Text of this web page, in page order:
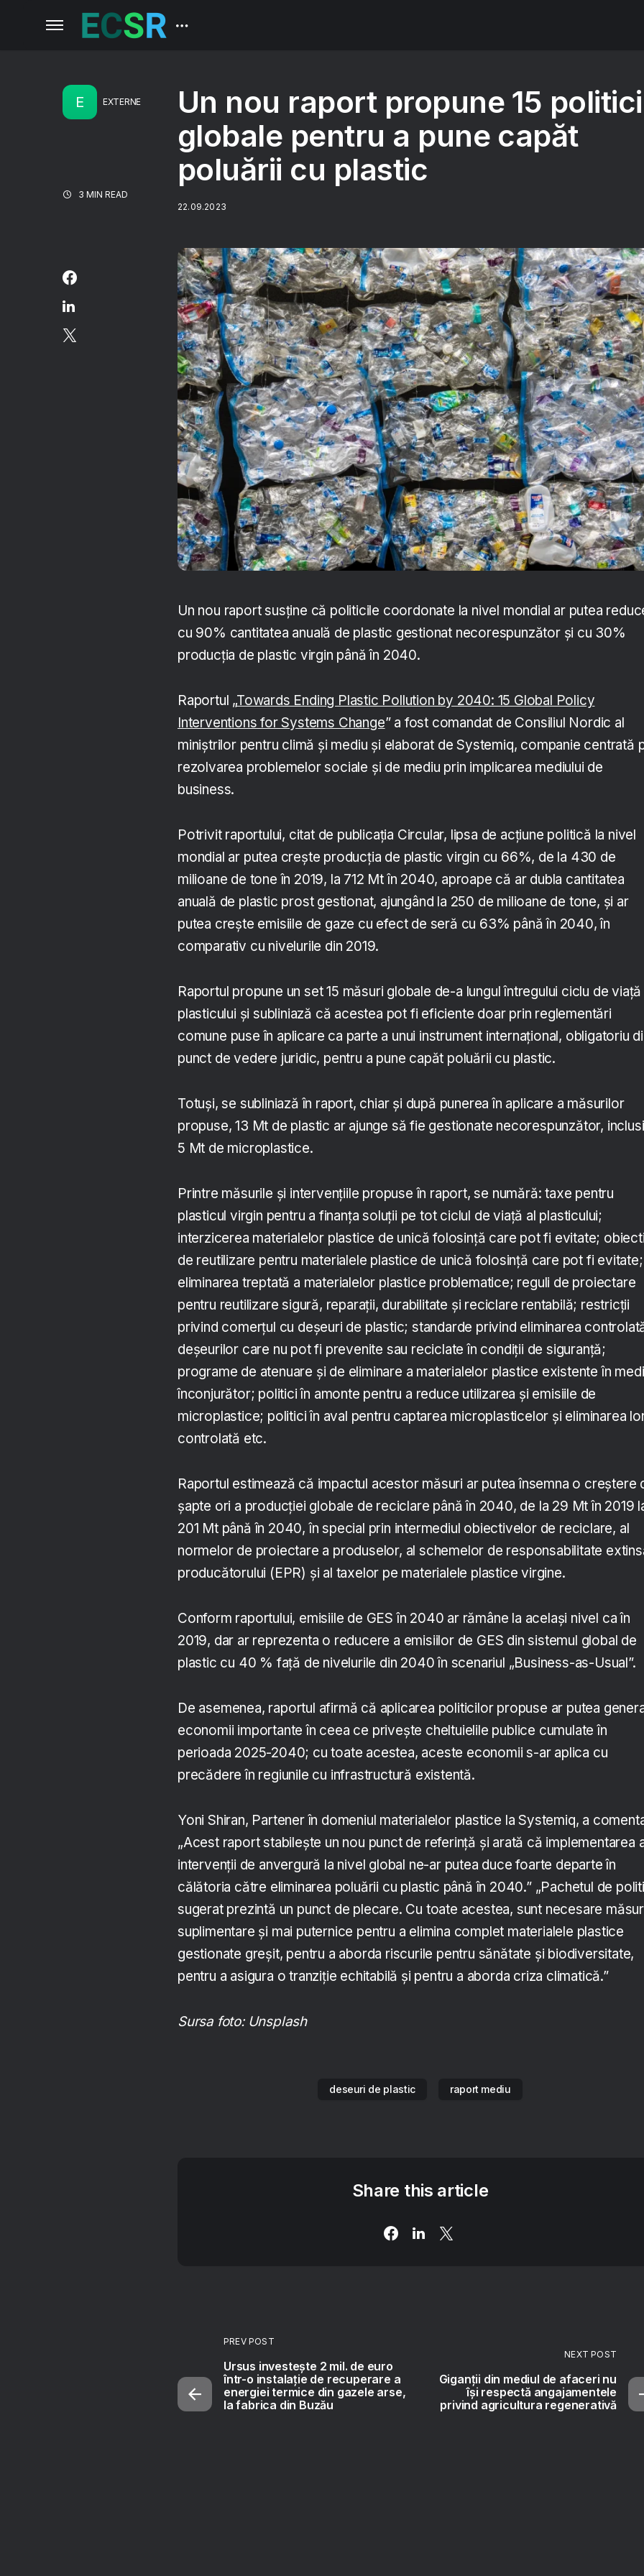
E EXTERNE
3 MIN READ
Un nou raport propune 15 politici
globale pentru a pune capăt
poluării cu plastic
22.09.2023
Un nou raport susține că politicile coordonate la nivel mondial ar putea
cu 90% cantitatea anuală de plastic gestionat necorespunzător și cu 30%
producția de plastic virgin până în 2040.
Raportul „Towards Ending Plastic Pollution by 2040: 15 Global Policy
Interventions for Systems Change” a fost comandat de Consiliul Nordic al
miniștrilor pentru climă și mediu și elaborat de Systemiq, companie centrată
rezolvarea problemelor sociale și de mediu prin implicarea mediului de
business.
Potrivit raportului, citat de publicația Circular, lipsa de acțiune politică la nivel
mondial ar putea crește producția de plastic virgin cu 66%, de la 430 de
milioane de tone în 2019, la 712 Mt în 2040, aproape că ar dubla cantitatea
anuală de plastic prost gestionat, ajungând la 250 de milioane de tone, și ar
putea crește emisiile de gaze cu efect de seră cu 63% până în 2040, în
comparativ cu nivelurile din 2019.
Raportul propune un set 15 măsuri globale de-a lungul întregului ciclu de viață
plasticului și subliniază că acestea pot fi eficiente doar prin reglementări
comune puse în aplicare ca parte a unui instrument internațional, obligatoriu
punct de vedere juridic, pentru a pune capăt poluării cu plastic.
Totuși, se subliniază în raport, chiar și după punerea în aplicare a măsurilor
propuse, 13 Mt de plastic ar ajunge să fie gestionate necorespunzător,
5 Mt de microplastice.
Printre măsurile și intervențiile propuse în raport, se numără: taxe pentru
plasticul virgin pentru a finanța soluții pe tot ciclul de viață al plasticului;
interzicerea materialelor plastice de unică folosință care pot fi evitate;
de reutilizare pentru materialele plastice de unică folosință care pot fi evitate;
eliminarea treptată a materialelor plastice problematice; reguli de proiectare
pentru reutilizare sigură, reparații, durabilitate și reciclare rentabilă; restricții
privind comerțul cu deșeuri de plastic; standarde privind eliminarea
deșeurilor care nu pot fi prevenite sau reciclate în condiții de siguranță;
programe de atenuare și de eliminare a materialelor plastice existente în
înconjurător; politici în amonte pentru a reduce utilizarea și emisiile de
microplastice; politici în aval pentru captarea microplasticelor și eliminarea
controlată etc.
Raportul estimează că impactul acestor măsuri ar putea însemna o creștere
șapte ori a producției globale de reciclare până în 2040, de la 29 Mt în 2019
201 Mt până în 2040, în special prin intermediul obiectivelor de reciclare, al
normelor de proiectare a produselor, al schemelor de responsabilitate
producătorului (EPR) și al taxelor pe materialele plastice virgine.
Conform raportului, emisiile de GES în 2040 ar rămâne la același nivel ca în
2019, dar ar reprezenta o reducere a emisiilor de GES din sistemul global de
plastic cu 40 % față de nivelurile din 2040 în scenariul „Business-as-Usual”.
De asemenea, raportul afirmă că aplicarea politicilor propuse ar putea
economii importante în ceea ce privește cheltuielile publice cumulate în
perioada 2025-2040; cu toate acestea, aceste economii s-ar aplica cu
precădere în regiunile cu infrastructură existentă.
Yoni Shiran, Partener în domeniul materialelor plastice la Systemiq, a
„Acest raport stabilește un nou punct de referință și arată că implementarea
intervenții de anvergură la nivel global ne-ar putea duce foarte departe în
călătoria către eliminarea poluării cu plastic până în 2040.” „Pachetul de
sugerat prezintă un punct de plecare. Cu toate acestea, sunt necesare
suplimentare și mai puternice pentru a elimina complet materialele plastice
gestionate greșit, pentru a aborda riscurile pentru sănătate și biodiversitate,
pentru a asigura o tranziție echitabilă și pentru a aborda criza climatică.”
Sursa foto: Unsplash
deseuri de plastic raport mediu
Share this article
PREV POST
Ursus investește 2 mil. de euro
într-o instalație de recuperare a
energiei termice din gazele arse,
la fabrica din Buzău
NEXT POST
Giganții din mediul de afaceri nu
își respectă angajamentele
privind agricultura regenerativă